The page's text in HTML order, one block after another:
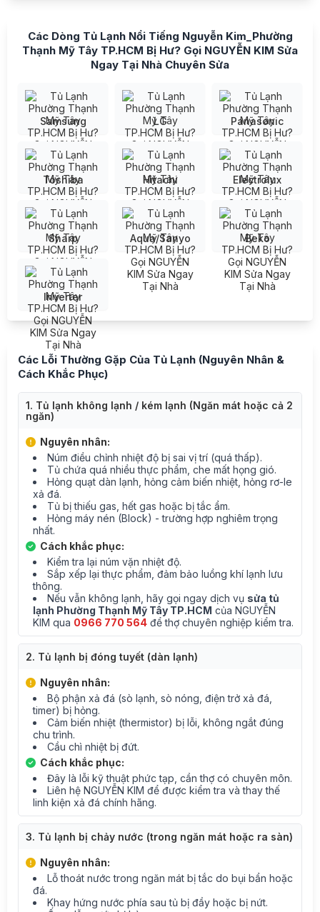
Các Dòng Tủ Lạnh Nổi Tiếng Nguyễn Kim_Phường
Thạnh Mỹ Tây TP.HCM Bị Hư? Gọi NGUYỄN KIM Sửa
Ngay Tại Nhà Chuyên Sửa
Samsung LG Panasonic
Toshiba Hitachi Electrolux
Sharp Aqua/Sanyo Beko
Inverter
Các Lỗi Thường Gặp Của Tủ Lạnh (Nguyên Nhân &
Cách Khắc Phục)
1. Tủ lạnh không lạnh / kém lạnh (Ngăn mát hoặc cả 2
ngăn)
Nguyên nhân:
Núm điều chỉnh nhiệt độ bị sai vị trí (quá thấp).
Tủ chứa quá nhiều thực phẩm, che mất họng gió.
Hỏng quạt dàn lạnh, hỏng cảm biến nhiệt, hỏng rơ-le
xả đá.
Tủ bị thiếu gas, hết gas hoặc bị tắc ẩm.
Hỏng máy nén (Block) - trường hợp nghiêm trọng
nhất.
Cách khắc phục:
Kiểm tra lại núm vặn nhiệt độ.
Sắp xếp lại thực phẩm, đảm bảo luồng khí lạnh lưu
thông.
Nếu vẫn không lạnh, hãy gọi ngay dịch vụ sửa tủ
lạnh Phường Thạnh Mỹ Tây TP.HCM của NGUYỄN
KIM qua 0966 770 564 để thợ chuyên nghiệp kiểm tra.
2. Tủ lạnh bị đóng tuyết (dàn lạnh)
Nguyên nhân:
Bộ phận xả đá (sò lạnh, sò nóng, điện trở xả đá,
timer) bị hỏng.
Cảm biến nhiệt (thermistor) bị lỗi, không ngắt đúng
chu trình.
Cầu chì nhiệt bị đứt.
Cách khắc phục:
Đây là lỗi kỹ thuật phức tạp, cần thợ có chuyên môn.
Liên hệ NGUYỄN KIM để được kiểm tra và thay thế
linh kiện xả đá chính hãng.
3. Tủ lạnh bị chảy nước (trong ngăn mát hoặc ra sàn)
Nguyên nhân:
Lỗ thoát nước trong ngăn mát bị tắc do bụi bẩn hoặc
đá.
Khay hứng nước phía sau tủ bị đầy hoặc bị nứt.